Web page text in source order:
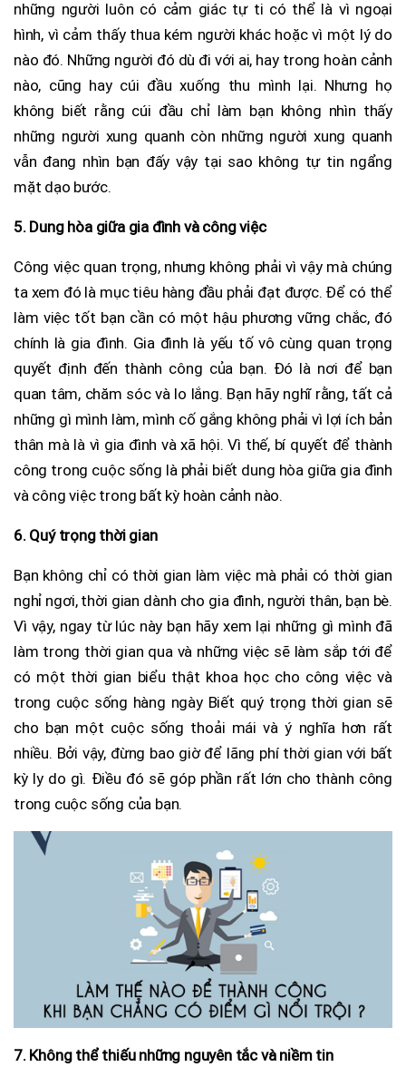
những người luôn có cảm giác tự ti có thể là vì ngoại
hình, vì cảm thấy thua kém người khác hoặc vì một lý do
nào đó. Những người đó dù đi với ai, hay trong hoàn cảnh
nào, cũng hay cúi đầu xuống thu mình lại. Nhưng họ
không biết rằng cúi đầu chỉ làm bạn không nhìn thấy
những người xung quanh còn những người xung quanh
vẫn đang nhìn bạn đấy vậy tại sao không tự tin ngẩng
mặt dạo bước.
5. Dung hòa giữa gia đình và công việc
Công việc quan trọng, nhưng không phải vì vậy mà chúng
ta xem đó là mục tiêu hàng đầu phải đạt được. Để có thể
làm việc tốt bạn cần có một hậu phương vững chắc, đó
chính là gia đình. Gia đình là yếu tố vô cùng quan trọng
quyết định đến thành công của bạn. Đó là nơi để bạn
quan tâm, chăm sóc và lo lắng. Bạn hãy nghĩ rằng, tất cả
những gì mình làm, mình cố gắng không phải vì lợi ích bản
thân mà là vì gia đình và xã hội. Vì thế, bí quyết để thành
công trong cuộc sống là phải biết dung hòa giữa gia đình
và công việc trong bất kỳ hoàn cảnh nào.
6. Quý trọng thời gian
Bạn không chỉ có thời gian làm việc mà phải có thời gian
nghỉ ngơi, thời gian dành cho gia đình, người thân, bạn bè.
Vì vậy, ngay từ lúc này bạn hãy xem lại những gì mình đã
làm trong thời gian qua và những việc sẽ làm sắp tới để
có một thời gian biểu thật khoa học cho công việc và
trong cuộc sống hàng ngày Biết quý trọng thời gian sẽ
cho bạn một cuộc sống thoải mái và ý nghĩa hơn rất
nhiều. Bởi vậy, đừng bao giờ để lãng phí thời gian với bất
kỳ ly do gì. Điều đó sẽ góp phần rất lớn cho thành công
trong cuộc sống của bạn.
7. Không thể thiếu những nguyên tắc và niềm tin